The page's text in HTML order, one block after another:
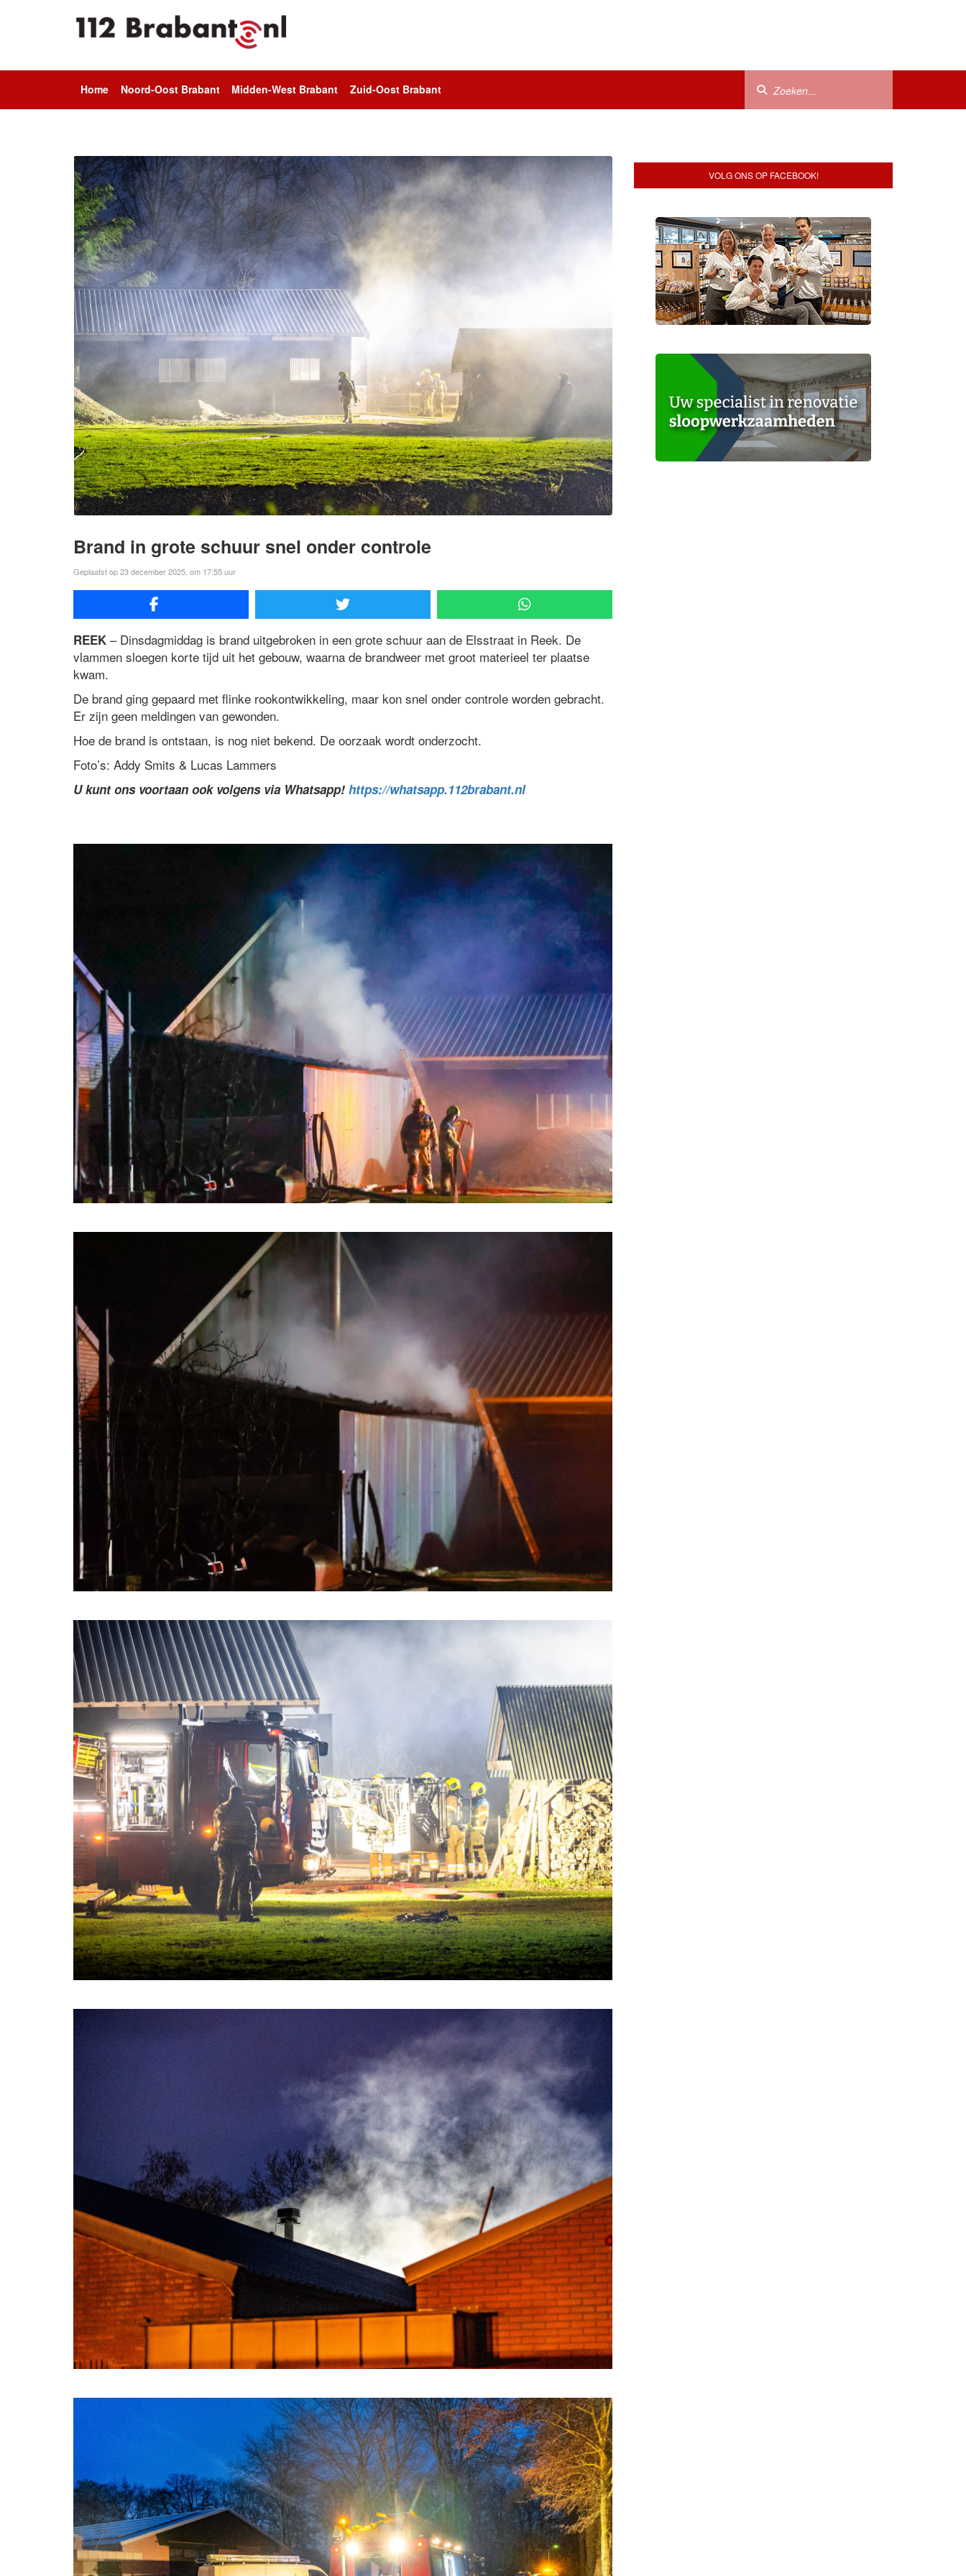
Home Noord-Oost Brabant Midden-West Brabant Zuid-Oost Brabant
Brand in grote schuur snel onder controle
Geplaatst op 23 december 2025, om 17:55 uur
REEK – Dinsdagmiddag is brand uitgebroken in een grote schuur aan de Elsstraat in Reek. De
vlammen sloegen korte tijd uit het gebouw, waarna de brandweer met groot materieel ter plaatse
kwam.
De brand ging gepaard met flinke rookontwikkeling, maar kon snel onder controle worden gebracht.
Er zijn geen meldingen van gewonden.
Hoe de brand is ontstaan, is nog niet bekend. De oorzaak wordt onderzocht.
Foto’s: Addy Smits & Lucas Lammers
U kunt ons voortaan ook volgens via Whatsapp! https://whatsapp.112brabant.nl
VOLG ONS OP FACEBOOK!